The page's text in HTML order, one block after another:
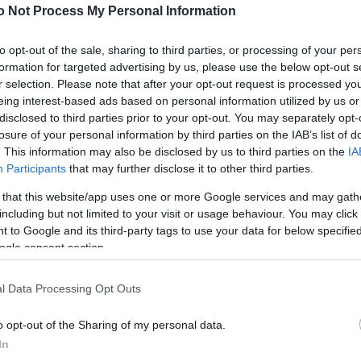
Not Process My Personal Information
opt-out of the sale, sharing to third parties, or processing of your
for targeted advertising by us, please use the below opt-out
selection. Please note that after your opt-out request is processed
interest-based ads based on personal information utilized by us
to third parties prior to your opt-out. You may separately
of your personal information by third parties on the IAB’s list of
This information may also be disclosed by us to third parties on the
Participants that may further disclose it to other third parties.
that this website/app uses one or more Google services and may
but not limited to your visit or usage behaviour. You may
to Google and its third-party tags to use your data for below
consent section.
Data Processing Opt Outs
opt-out of the Sharing of my personal data.
του οργανισμού;
προϊόντα περιποίησης που πρέπει να γνωρίζεις
με Feng Shui
πέφτει η θερμοκρασία